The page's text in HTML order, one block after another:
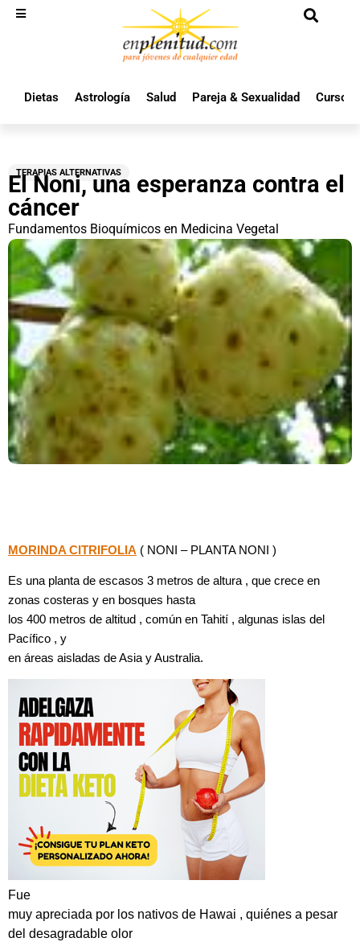
Dietas Astrología Salud Pareja & Sexualidad Cursos
TERAPIAS ALTERNATIVAS
El Noni, una esperanza contra el
cáncer
Fundamentos Bioquímicos en Medicina Vegetal
MORINDA CITRIFOLIA ( NONI – PLANTA NONI )
Es una planta de escasos 3 metros de altura , que crece en
zonas costeras y en bosques hasta
los 400 metros de altitud , común en Tahití , algunas islas del
Pacífico , y
en áreas aisladas de Asia y Australia.
Fue
muy apreciada por los nativos de Hawai , quiénes a pesar
del desagradable olor